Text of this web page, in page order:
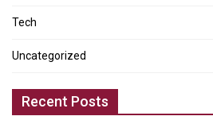
Tech
Uncategorized
Recent Posts